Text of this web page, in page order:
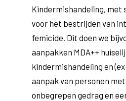
Kindermishandeling, met
voor het bestrijden van
femicide. Dit doen we
aanpakken MDA++
kindermishandeling en
aanpak van personen
onbegrepen gedrag en